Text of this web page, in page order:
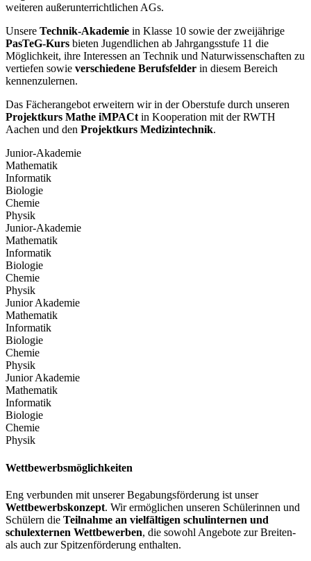
weiteren außerunterrichtlichen AGs.
Unsere Technik-Akademie in Klasse 10 sowie der zweijährige
PasTeG-Kurs bieten Jugendlichen ab Jahrgangsstufe 11 die
Möglichkeit, ihre Interessen an Technik und Naturwissenschaften zu
vertiefen sowie verschiedene Berufsfelder in diesem Bereich
kennenzulernen.
Das Fächerangebot erweitern wir in der Oberstufe durch unseren
Projektkurs Mathe iMPACtin Kooperation mit der RWTH
Aachen und den Projektkurs Medizintechnik.
Junior-Akademie
Mathematik
Informatik
Biologie
Chemie
Physik
Junior-Akademie
Mathematik
Informatik
Biologie
Chemie
Physik
Junior Akademie
Mathematik
Informatik
Biologie
Chemie
Physik
Junior Akademie
Mathematik
Informatik
Biologie
Chemie
Physik
Wettbewerbsmöglichkeiten
Eng verbunden mit unserer Begabungsförderung ist unser
Wettbewerbskonzept. Wir ermöglichen unseren Schülerinnen und
Schülern die Teilnahme an vielfältigen schulinternen und
schulexternen Wettbewerben, die sowohl Angebote zur Breiten-
als auch zur Spitzenförderung enthalten.